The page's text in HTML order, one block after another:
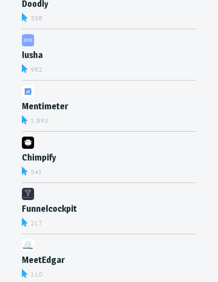
Doodly
558
lusha
982
Mentimeter
1.893
Chimpify
541
Funnelcockpit
217
MeetEdgar
110